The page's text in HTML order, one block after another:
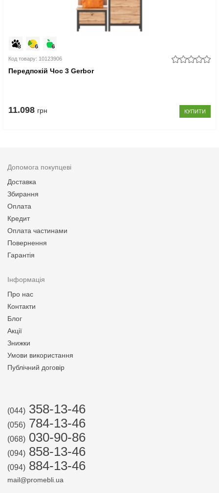
Код товару: 10123906
Передпокій Чос 3 Gerbor
11.098 грн КУПИТИ
Допомога покупцеві
Доставка
Збирання
Оплата
Кредит
Оплата частинами
Повернення
Гарантія
Інформація
Про нас
Контакти
Блог
Акції
Знижки
Умови використання
Публічний договір
(044) 358-13-46
(056) 784-13-46
(068) 030-90-86
(094) 858-13-46
(094) 884-13-46
mail@promebli.ua